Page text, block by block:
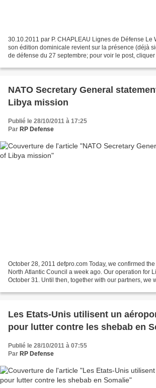
30.10.2011 par P. CHAPLEAU Lignes de Défense Le
son édition dominicale revient sur la présence (déjà
de défense du 27 septembre; pour voir le post, cliquer
NATO Secretary General
Libya mission
Publié le 28/10/2011 à 17:25
Par RP Defense
October 28, 2011 defpro.com Today, we confirmed
North Atlantic Council a week ago. Our operation for
October 31. Until then, together with our partners, we
Les Etats-Unis utilisent un
pour lutter contre les shebab en
Publié le 28/10/2011 à 07:55
Par RP Defense